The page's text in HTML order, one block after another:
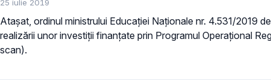
25 iulie 2019
Atașat, ordinul ministrului Educației Naționale nr. 4.531/2019
realizării unor investiții finanțate prin Programul Operațional
scan).